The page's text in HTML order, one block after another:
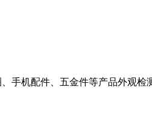
手机配件、五金件等产品外观检